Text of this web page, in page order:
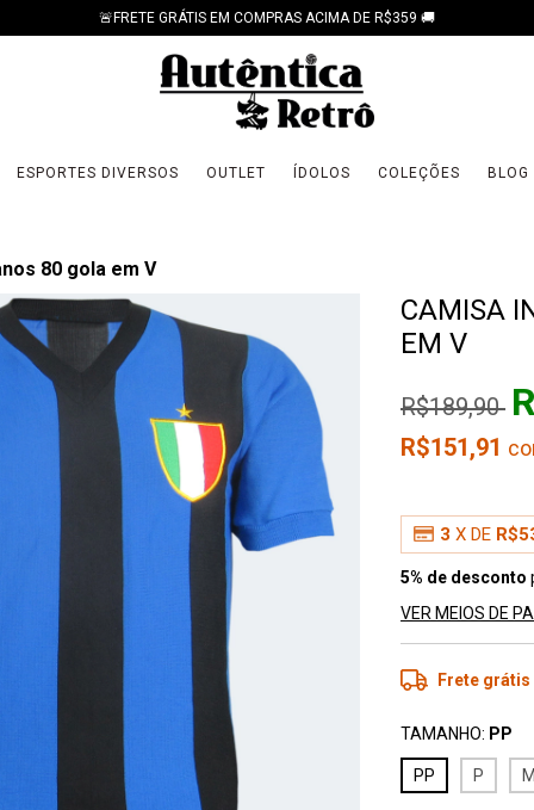
🚨FRETE GRÁTIS EM COMPRAS ACIMA DE R$359 🚚
ESPORTES DIVERSOS OUTLET ÍDOLOS COLEÇÕES BLOG
80 gola em V
CAMISA
EM V
R$189,90
R$151,91
3 X DE
5% de desconto
VER MEIOS DE
Frete grátis
TAMANHO: PP
PP P